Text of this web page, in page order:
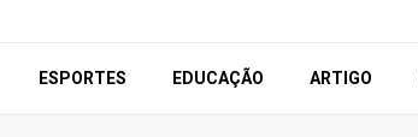
ESPORTES EDUCAÇÃO ARTIGO